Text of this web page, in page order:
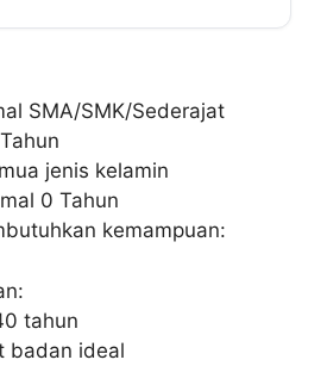
SMA/SMK/Sederajat
jenis kelamin
0 Tahun
kemampuan:
tahun
badan ideal